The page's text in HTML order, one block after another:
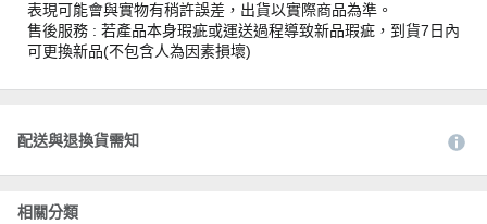
表現可能會與實物有稍許誤差，出貨以實際商品為準。
售後服務 : 若產品本身瑕疵或運送過程導致新品瑕疵，到貨7日內
可更換新品(不包含人為因素損壞)
配送與退換貨需知
相關分類